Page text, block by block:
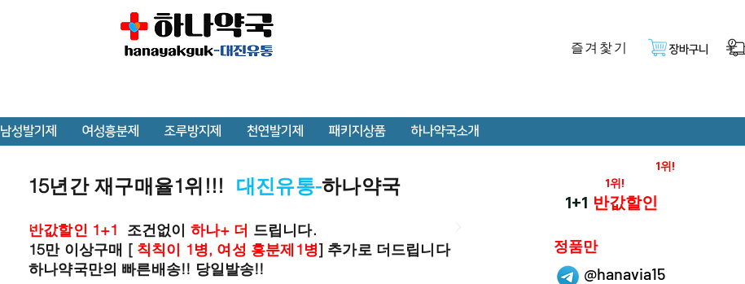
즐겨찿기 장바구니
남성발기제 여성흥분제 조루방지제 천연발기제 패키지상품 하나약국소개
15년간 재구매율1위!!! 대진유통-하나약국
반값할인 1+1 조건없이 하나+ 더 드립니다.
15만 이상구매 [ 칙칙이 1병, 여성 흥분제1병] 추가로 더드립니다
하나약국만의 빠른배송!! 당일발송!!
@hanavia15
1위!
1위!
1+1 반값할인
정품만